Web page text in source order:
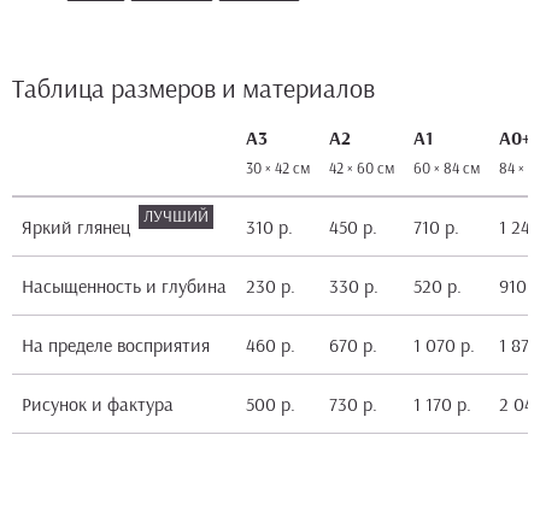
Таблица размеров и материалов
А3
30 × 42 см
А2
42 × 60 см
А1
60 × 84 см
А0+
84 ×
Яркий глянец 310 р. 450 р. 710 р. 1
Насыщенность и глубина 230 р. 330 р. 520 р. 910
На пределе восприятия 460 р. 670 р. 1 070 р. 1
Рисунок и фактура 500 р. 730 р. 1 170 р. 2